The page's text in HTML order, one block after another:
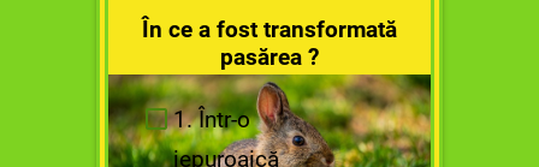
În ce a fost transformată
pasărea ?
1. Într-o
iepuroaică